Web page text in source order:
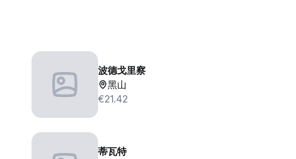
波德戈里察
黑山
€21.42
蒂瓦特